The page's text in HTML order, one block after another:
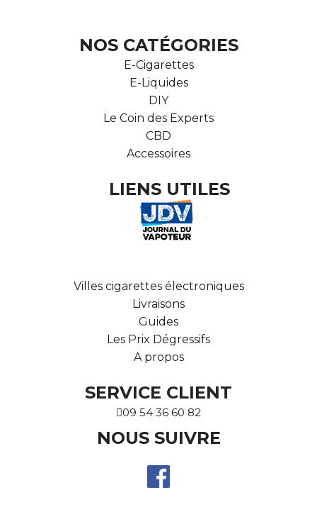
NOS CATÉGORIES
E-Cigarettes
E-Liquides
DIY
Le Coin des Experts
CBD
Accessoires
LIENS UTILES
Villes cigarettes électroniques
Livraisons
Guides
Les Prix Dégressifs
A propos
SERVICE CLIENT
09 54 36 60 82
NOUS SUIVRE